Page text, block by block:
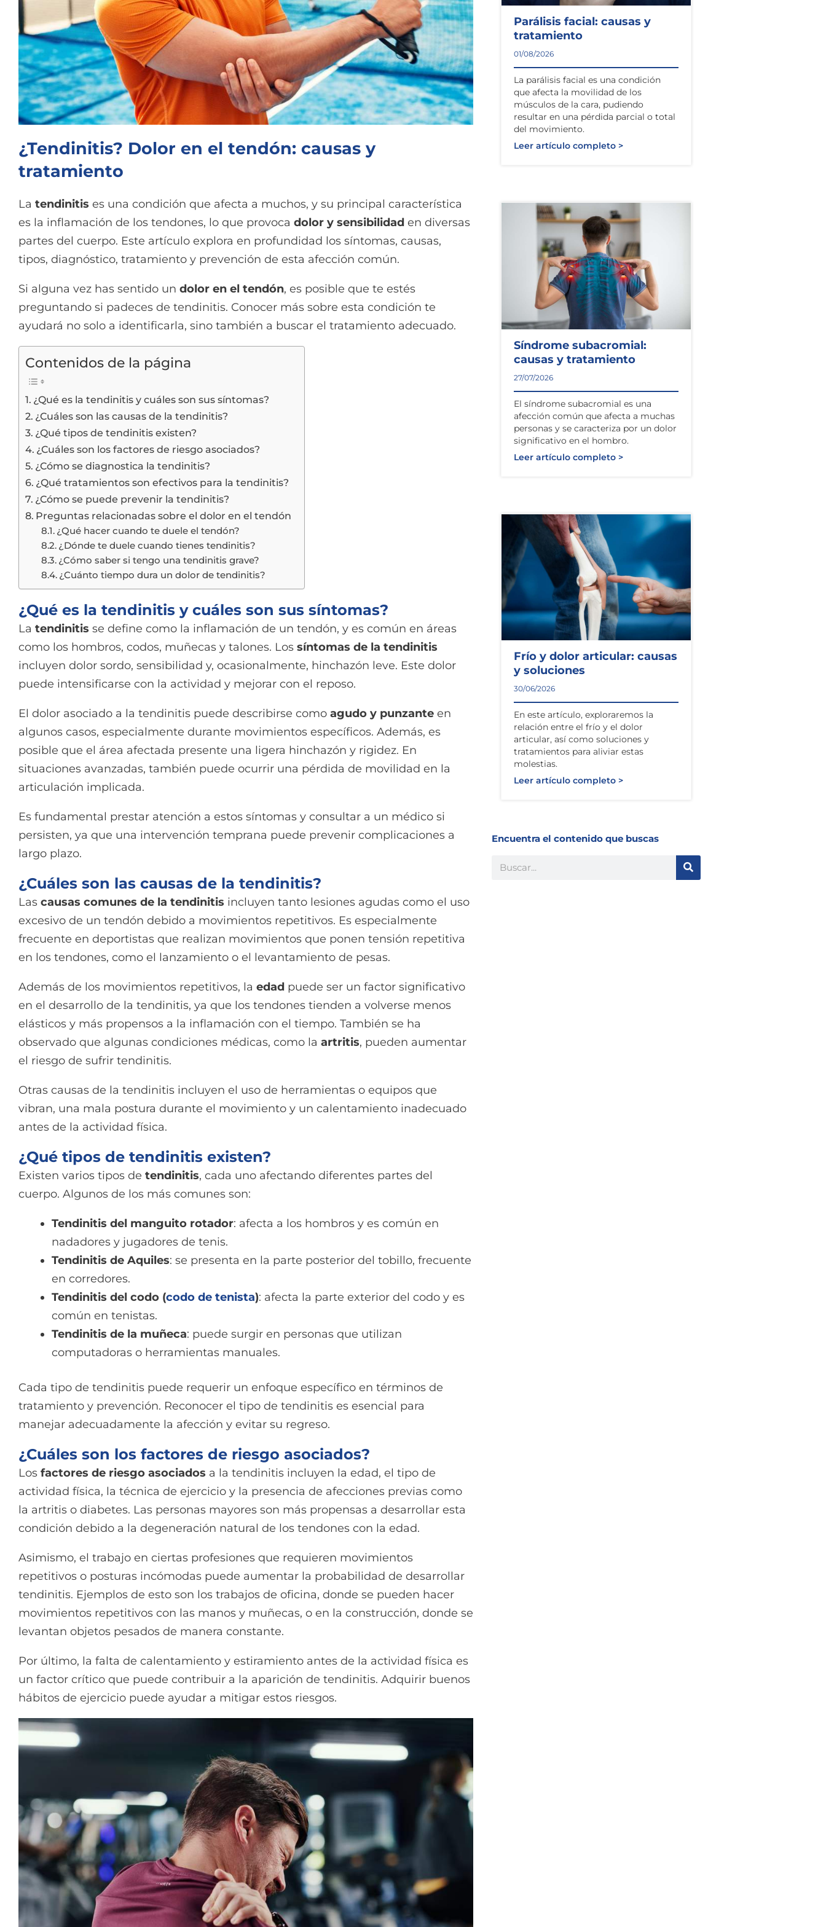
¿Tendinitis? Dolor en el tendón: causas y
tratamiento
La tendinitis es una condición que afecta a muchos, y su principal característica
es la inflamación de los tendones, lo que provoca dolor y sensibilidad en diversas
partes del cuerpo. Este artículo explora en profundidad los síntomas, causas,
tipos, diagnóstico, tratamiento y prevención de esta afección común.
Si alguna vez has sentido un dolor en el tendón, es posible que te estés
preguntando si padeces de tendinitis. Conocer más sobre esta condición te
ayudará no solo a identificarla, sino también a buscar el tratamiento adecuado.
Contenidos de la página
¿Qué es la tendinitis y cuáles son sus síntomas?
¿Cuáles son las causas de la tendinitis?
¿Qué tipos de tendinitis existen?
¿Cuáles son los factores de riesgo asociados?
¿Cómo se diagnostica la tendinitis?
¿Qué tratamientos son efectivos para la tendinitis?
¿Cómo se puede prevenir la tendinitis?
Preguntas relacionadas sobre el dolor en el tendón
¿Qué hacer cuando te duele el tendón?
¿Dónde te duele cuando tienes tendinitis?
¿Cómo saber si tengo una tendinitis grave?
¿Cuánto tiempo dura un dolor de tendinitis?
¿Qué es la tendinitis y cuáles son sus síntomas?
La tendinitis se define como la inflamación de un tendón, y es común en áreas
como los hombros, codos, muñecas y talones. Los síntomas de la tendinitis
incluyen dolor sordo, sensibilidad y, ocasionalmente, hinchazón leve. Este dolor
puede intensificarse con la actividad y mejorar con el reposo.
El dolor asociado a la tendinitis puede describirse como agudo y punzante en
algunos casos, especialmente durante movimientos específicos. Además, es
posible que el área afectada presente una ligera hinchazón y rigidez. En
situaciones avanzadas, también puede ocurrir una pérdida de movilidad en la
articulación implicada.
Es fundamental prestar atención a estos síntomas y consultar a un médico si
persisten, ya que una intervención temprana puede prevenir complicaciones a
largo plazo.
¿Cuáles son las causas de la tendinitis?
Las causas comunes de la tendinitis incluyen tanto lesiones agudas como el uso
excesivo de un tendón debido a movimientos repetitivos. Es especialmente
frecuente en deportistas que realizan movimientos que ponen tensión repetitiva
en los tendones, como el lanzamiento o el levantamiento de pesas.
Además de los movimientos repetitivos, la edad puede ser un factor significativo
en el desarrollo de la tendinitis, ya que los tendones tienden a volverse menos
elásticos y más propensos a la inflamación con el tiempo. También se ha
observado que algunas condiciones médicas, como la artritis, pueden aumentar
el riesgo de sufrir tendinitis.
Otras causas de la tendinitis incluyen el uso de herramientas o equipos que
vibran, una mala postura durante el movimiento y un calentamiento inadecuado
antes de la actividad física.
¿Qué tipos de tendinitis existen?
Existen varios tipos de tendinitis, cada uno afectando diferentes partes del
cuerpo. Algunos de los más comunes son:
Tendinitis del manguito rotador: afecta a los hombros y es común en
nadadores y jugadores de tenis.
Tendinitis de Aquiles: se presenta en la parte posterior del tobillo, frecuente
en corredores.
Tendinitis del codo (codo de tenista): afecta la parte exterior del codo y es
común en tenistas.
Tendinitis de la muñeca: puede surgir en personas que utilizan
computadoras o herramientas manuales.
Cada tipo de tendinitis puede requerir un enfoque específico en términos de
tratamiento y prevención. Reconocer el tipo de tendinitis es esencial para
manejar adecuadamente la afección y evitar su regreso.
¿Cuáles son los factores de riesgo asociados?
Los factores de riesgo asociados a la tendinitis incluyen la edad, el tipo de
actividad física, la técnica de ejercicio y la presencia de afecciones previas como
la artritis o diabetes. Las personas mayores son más propensas a desarrollar esta
condición debido a la degeneración natural de los tendones con la edad.
Asimismo, el trabajo en ciertas profesiones que requieren movimientos
repetitivos o posturas incómodas puede aumentar la probabilidad de desarrollar
tendinitis. Ejemplos de esto son los trabajos de oficina, donde se pueden hacer
movimientos repetitivos con las manos y muñecas, o en la construcción, donde se
levantan objetos pesados de manera constante.
Por último, la falta de calentamiento y estiramiento antes de la actividad física es
un factor crítico que puede contribuir a la aparición de tendinitis. Adquirir buenos
hábitos de ejercicio puede ayudar a mitigar estos riesgos.
Parálisis facial: causas y
tratamiento
01/08/2026
La parálisis facial es una condición
que afecta la movilidad de los
músculos de la cara, pudiendo
resultar en una pérdida parcial o total
del movimiento.
Leer artículo completo >
Síndrome subacromial:
causas y tratamiento
27/07/2026
El síndrome subacromial es una
afección común que afecta a muchas
personas y se caracteriza por un dolor
significativo en el hombro.
Leer artículo completo >
Frío y dolor articular: causas
y soluciones
30/06/2026
En este artículo, exploraremos la
relación entre el frío y el dolor
articular, así como soluciones y
tratamientos para aliviar estas
molestias.
Leer artículo completo >
Encuentra el contenido que buscas
Buscar